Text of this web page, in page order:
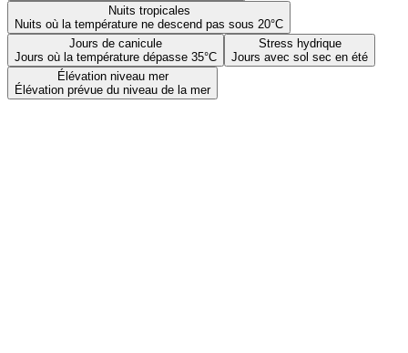
Nuits tropicales
Nuits où la température ne descend pas sous 20°C
Jours de canicule
Jours où la température dépasse 35°C
Stress hydrique
Jours avec sol sec en été
Élévation niveau mer
Élévation prévue du niveau de la mer